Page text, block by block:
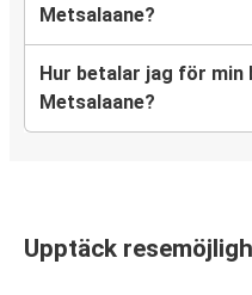
Metsalaane?
Hur betalar jag för min
Metsalaane?
Upptäck